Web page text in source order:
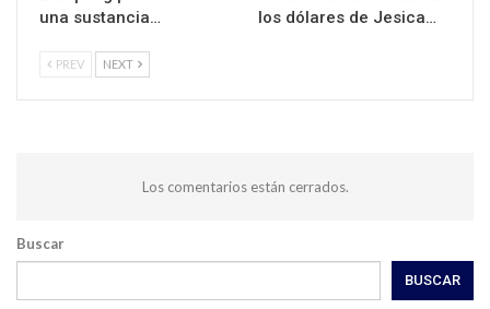
una sustancia…
los dólares de Jesica…
PREV NEXT
Los comentarios están cerrados.
Buscar
BUSCAR